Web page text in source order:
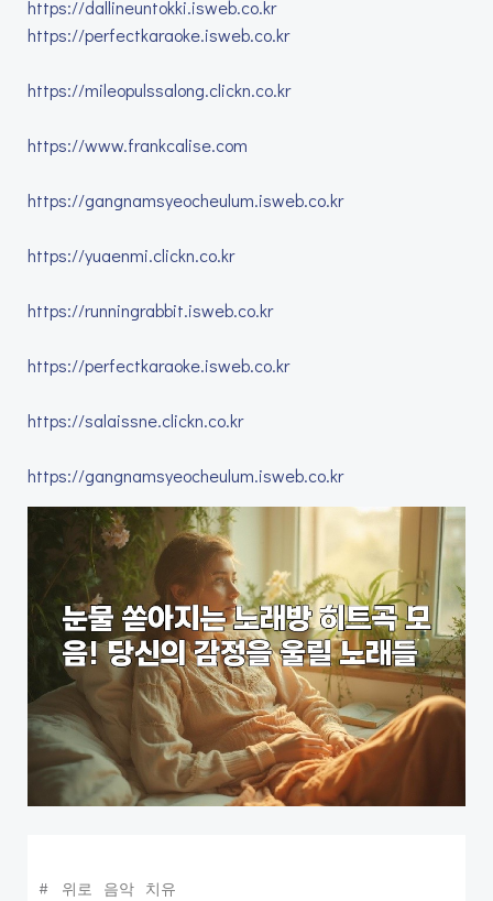
https://dallineuntokki.isweb.co.kr
https://perfectkaraoke.isweb.co.kr
https://mileopulssalong.clickn.co.kr
https://www.frankcalise.com
https://gangnamsyeocheulum.isweb.co.kr
https://yuaenmi.clickn.co.kr
https://runningrabbit.isweb.co.kr
https://perfectkaraoke.isweb.co.kr
https://salaissne.clickn.co.kr
https://gangnamsyeocheulum.isweb.co.kr
# 위로 음악 치유